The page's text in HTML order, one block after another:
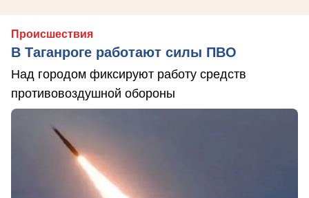
Происшествия
В Таганроге работают силы ПВО
Над городом фиксируют работу средств
противовоздушной обороны